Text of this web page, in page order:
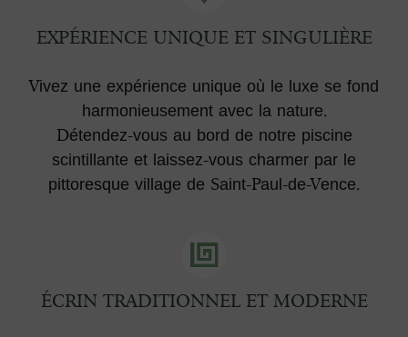
EXPÉRIENCE UNIQUE ET SINGULIÈRE
Vivez une expérience unique où le luxe se fond
harmonieusement avec la nature.
Détendez-vous au bord de notre piscine
scintillante et laissez-vous charmer par le
pittoresque village de Saint-Paul-de-Vence.
ÉCRIN TRADITIONNEL ET MODERNE